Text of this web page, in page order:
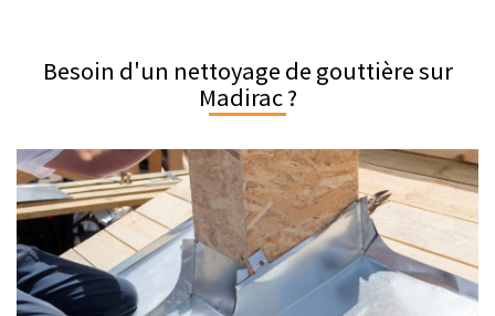
Besoin d'un nettoyage de gouttière sur
Madirac ?